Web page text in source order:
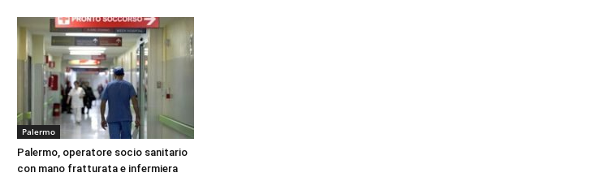
Palermo
Palermo, operatore socio sanitario
con mano fratturata e infermiera